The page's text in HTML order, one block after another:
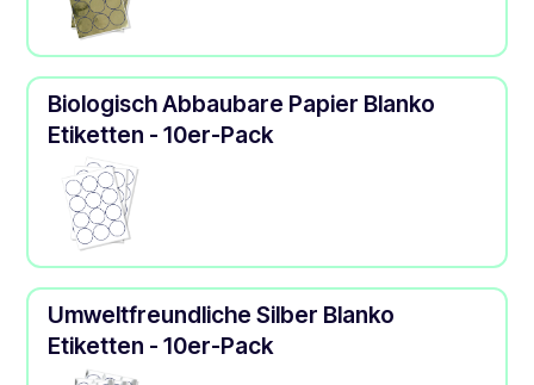
Biologisch Abbaubare Papier Blanko
Etiketten - 10er-Pack
Umweltfreundliche Silber Blanko
Etiketten - 10er-Pack